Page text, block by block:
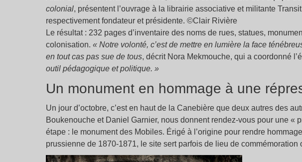
colonial, présentent l’ouvrage à la librairie associative et militante
respectivement fondateur et présidente. ©Clair Rivière
Le résultat : 232 pages d’inventaire des noms de rues, statues,
colonisation. « Notre volonté, c’est de mettre en lumière la face
en tout cas pas sue de tous, décrit Nora Mekmouche, qui a coordonné
outil pédagogique et politique. »
Un monument en hommage à une
Un jour d’octobre, c’est en haut de la Canebière que deux autres des
Boukenouche et Daniel Garnier, nous donnent rendez-vous pour une «
étape : le monument des Mobiles. Érigé à l’origine pour rendre
prussienne de 1870-1871, le site sert parfois de lieu de